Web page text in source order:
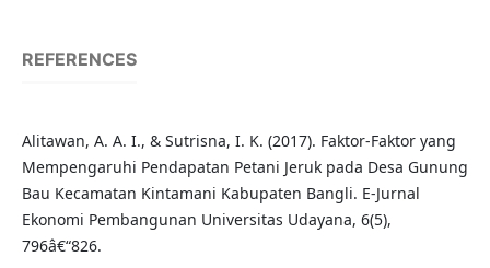
REFERENCES
Alitawan, A. A. I., & Sutrisna, I. K. (2017). Faktor-Faktor yang
Mempengaruhi Pendapatan Petani Jeruk pada Desa Gunung
Bau Kecamatan Kintamani Kabupaten Bangli. E-Jurnal
Ekonomi Pembangunan Universitas Udayana, 6(5),
796â€“826.